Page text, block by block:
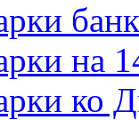
на
ко